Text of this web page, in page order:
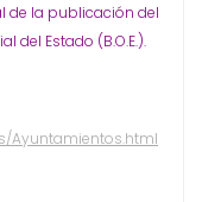
de la publicación del
del Estado (B.O.E.).
Ayuntamientos.html